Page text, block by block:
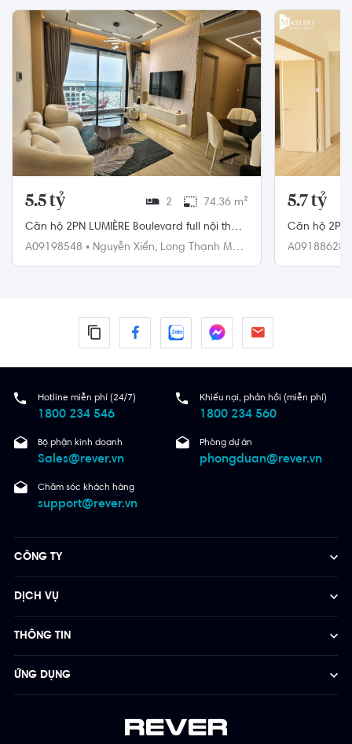
5.5 tỷ 2 74.36 m²
Căn hộ 2PN LUMIÈRE Boulevard full nội thất
đẹp giá 14 triệu. LH 0768892255
A09198548 • Nguyễn Xiển, Long Thạnh Mỹ,
5.7 tỷ
Căn hộ 2PN
hồ bơi
A09188628
Hotline miễn phí (24/7)
1800 234 546
Khiếu nại, phản hồi (miễn phí)
1800 234 560
Bộ phận kinh doanh
Sales@rever.vn
Phòng dự án
phongduan@rever.vn
Chăm sóc khách hàng
support@rever.vn
CÔNG TY
DỊCH VỤ
THÔNG TIN
ỨNG DỤNG